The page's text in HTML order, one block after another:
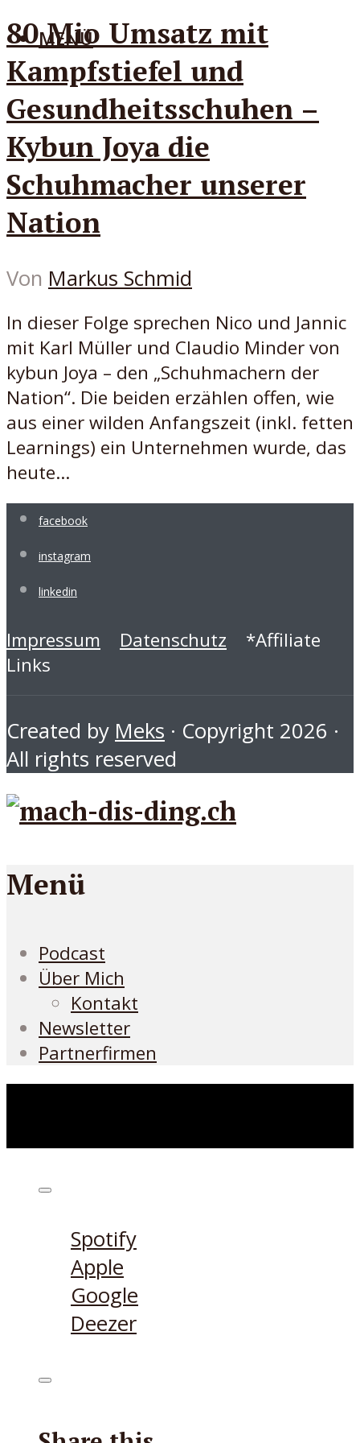
MENÜ
80 Mio Umsatz mit
Kampfstiefel und
Gesundheitsschuhen –
Kybun Joya die
Schuhmacher unserer
Nation
Von Markus Schmid
In dieser Folge sprechen Nico und Jannic
mit Karl Müller und Claudio Minder von
kybun Joya – den „Schuhmachern der
Nation“. Die beiden erzählen offen, wie
aus einer wilden Anfangszeit (inkl. fetten
Learnings) ein Unternehmen wurde, das
heute...
facebook
instagram
linkedin
Impressum Datenschutz *Affiliate
Links
Created by Meks · Copyright 2026 ·
All rights reserved
Menü
Podcast
Über Mich
Kontakt
Newsletter
Partnerfirmen
Spotify
Apple
Google
Deezer